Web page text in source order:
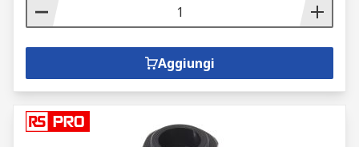
Aggiungi